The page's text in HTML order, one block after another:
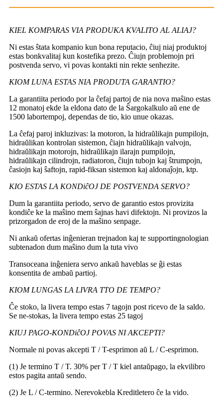
KIEL KOMPARAS VIA PRODUKA KVALITO AL ALIAJ?
Ni estas ŝtata kompanio kun bona reputacio, ĉiuj niaj produktoj
estas bonkvalitaj kun kostefika prezo. Ĉiujn problemojn pri
postvenda servo, vi povas kontakti nin rekte senhezite.
KIOM LUNA ESTAS NIA PRODUTA GARANTIO?
La garantiita periodo por la ĉefaj partoj de nia nova maŝino estas
12 monatoj ekde la eldona dato de la Ŝargokalkulo aŭ ene de
1500 labortempoj, dependas de tio, kio unue okazas.
La ĉefaj paroj inkluzivas: la motoron, la hidraŭlikajn pumpilojn,
hidraŭlikan kontrolan sistemon, ĉiajn hidraŭlikajn valvojn,
hidraŭlikajn motorojn, hidraŭlikajn ilarajn pumpilojn,
hidraŭlikajn cilindrojn, radiatoron, ĉiujn tubojn kaj ŝtrumpojn,
ĉasiojn kaj ŝaftojn, rapid-fiksan sistemon kaj aldonaĵojn, ktp.
KIO ESTAS LA KONDiĉOJ DE POSTVENDA SERVO?
Dum la garantiita periodo, servo de garantio estos provizita
kondiĉe ke la maŝino mem ŝajnas havi difektojn. Ni provizos la
prizorgadon de eroj de la maŝino senpage.
Ni ankaŭ ofertas inĝenieran trejnadon kaj te supportingnologian
subtenadon dum maŝino dum la tuta vivo
Transoceana inĝeniera servo ankaŭ haveblas se ĝi estas
konsentita de ambaŭ partioj.
KIOM LUNGAS LA LIVRA TTO DE TEMPO?
Ĉe stoko, la livera tempo estas 7 tagojn post ricevo de la saldo.
Se ne-stokas, la livera tempo estas 25 tagoj
KIUJ PAGO-KONDiĉOJ POVAS NI AKCEPTI?
Normale ni povas akcepti T / T-esprimon aŭ L / C-esprimon.
(1) Je termino T / T. 30% per T / T kiel antaŭpago, la ekvilibro
estos pagita antaŭ sendo.
(2) Je L / C-termino. Nerevokebla Kreditletero ĉe la vido.